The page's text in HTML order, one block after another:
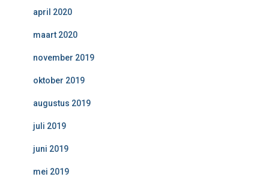
april 2020
maart 2020
november 2019
oktober 2019
augustus 2019
juli 2019
juni 2019
mei 2019